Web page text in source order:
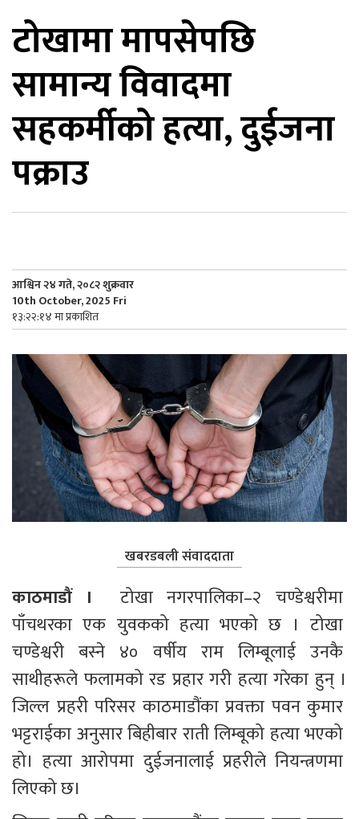
टोखामा मापसेपछि
सामान्य विवादमा
सहकर्मीको हत्या, दुईजना
पक्राउ
आश्विन २४ गते, २०८२ शुक्रवार
10th October, 2025 Fri
१३:२२:१४ मा प्रकाशित
खबरडबली संवाददाता
काठमाडौं । टोखा नगरपालिका–२ चण्डेश्वरीमा
पाँचथरका एक युवकको हत्या भएको छ । टोखा
चण्डेश्वरी बस्ने ४० वर्षीय राम लिम्बूलाई उनकै
साथीहरूले फलामको रड प्रहार गरी हत्या गरेका हुन् ।
जिल्ल प्रहरी परिसर काठमाडौंका प्रवक्ता पवन कुमार
भट्टराईका अनुसार बिहीबार राती लिम्बूको हत्या भएको
हो। हत्या आरोपमा दुईजनालाई प्रहरीले नियन्त्रणमा
लिएको छ।